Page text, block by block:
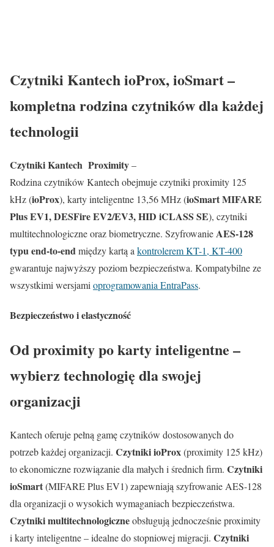
Czytniki Kantech ioProx, ioSmart –
kompletna rodzina czytników dla każdej
technologii
Czytniki Kantech Proximity–
Rodzina czytników Kantech obejmuje czytniki proximity 125
kHz (ioProx), karty inteligentne 13,56 MHz (ioSmart MIFARE
Plus EV1, DESFire EV2/EV3, HID iCLASS SE), czytniki
multitechnologiczne oraz biometryczne. SzyfrowanieAES-128
typu end-to-endmiędzy kartą a kontrolerem KT-1, KT-400
gwarantuje najwyższy poziom bezpieczeństwa. Kompatybilne ze
wszystkimi wersjami oprogramowania EntraPass.
Bezpieczeństwo i elastyczność
Od proximity po karty inteligentne –
wybierz technologię dla swojej
organizacji
Kantech oferuje pełną gamę czytników dostosowanych do
potrzeb każdej organizacji. Czytniki ioProx(proximity 125 kHz)
to ekonomiczne rozwiązanie dla małych i średnich firm. Czytniki
ioSmart(MIFARE Plus EV1) zapewniają szyfrowanie AES-128
dla organizacji o wysokich wymaganiach bezpieczeństwa.
Czytniki multitechnologiczneobsługują jednocześnie proximity
i karty inteligentne – idealne do stopniowej migracji. Czytniki